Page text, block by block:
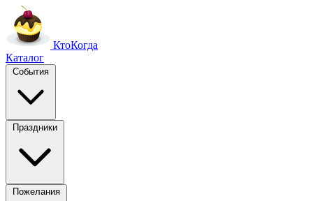
КтоКогда
Каталог
События
Праздники
Пожелания